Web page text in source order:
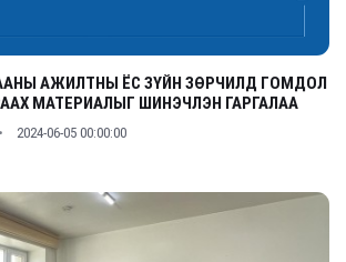
АЖИЛТНЫ ЁС ЗҮЙН ЗӨРЧИЛД ГОМДОЛ
МАТЕРИАЛЫГ ШИНЭЧЛЭН ГАРГАЛАА
2024-06-05 00:00:00